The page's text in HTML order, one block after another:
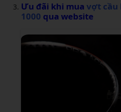
Ưu đãi khi mua vợt cầu
1000 qua website